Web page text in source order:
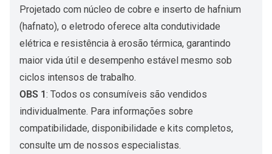
Projetado com núcleo de cobre e inserto de hafnium
(hafnato), o eletrodo oferece alta condutividade
elétrica e resistência à erosão térmica, garantindo
maior vida útil e desempenho estável mesmo sob
ciclos intensos de trabalho.
OBS 1: Todos os consumíveis são vendidos
individualmente. Para informações sobre
compatibilidade, disponibilidade e kits completos,
consulte um de nossos especialistas.